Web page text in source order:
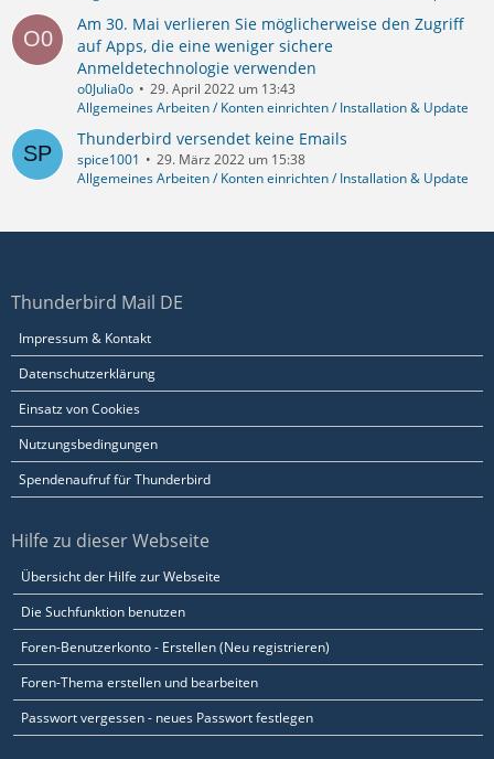
Am 30. Mai verlieren Sie möglicherweise den Zugriff
auf Apps, die eine weniger sichere
Anmeldetechnologie verwenden
o0Julia0o
29. April 2022 um 13:43
Allgemeines Arbeiten / Konten einrichten / Installation & Update
Thunderbird versendet keine Emails
spice1001
29. März 2022 um 15:38
Allgemeines Arbeiten / Konten einrichten / Installation & Update
Thunderbird Mail DE
Impressum & Kontakt
Datenschutzerklärung
Einsatz von Cookies
Nutzungsbedingungen
Spendenaufruf für Thunderbird
Hilfe zu dieser Webseite
Übersicht der Hilfe zur Webseite
Die Suchfunktion benutzen
Foren-Benutzerkonto - Erstellen (Neu registrieren)
Foren-Thema erstellen und bearbeiten
Passwort vergessen - neues Passwort festlegen